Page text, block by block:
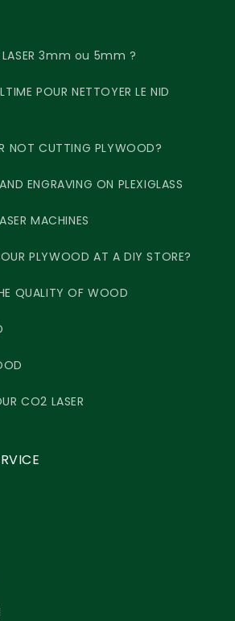
LASER 3mm ou 5mm ?
POUR NETTOYER LE NID
NOT CUTTING PLYWOOD?
ENGRAVING ON PLEXIGLASS
MACHINES
PLYWOOD AT A DIY STORE?
QUALITY OF WOOD
CO2 LASER